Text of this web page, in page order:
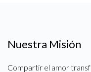
Nuestra Misión
Compartir el amor